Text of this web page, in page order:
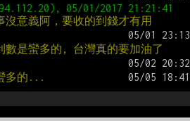
意義阿，要收的到錢才有用
數是蠻多的, 台灣真的要加油了
多的...